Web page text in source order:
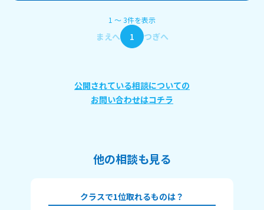
1 〜3件を表示
まえへ 1 つぎへ
公開されている相談についての
お問い合わせはコチラ
他の相談も見る
クラスで1位取れるものは？